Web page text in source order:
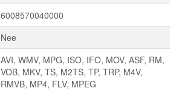
6008570040000
Nee
AVI, WMV, MPG, ISO, IFO, MOV, ASF, RM,
VOB, MKV, TS, M2TS, TP, TRP, M4V,
RMVB, MP4, FLV, MPEG